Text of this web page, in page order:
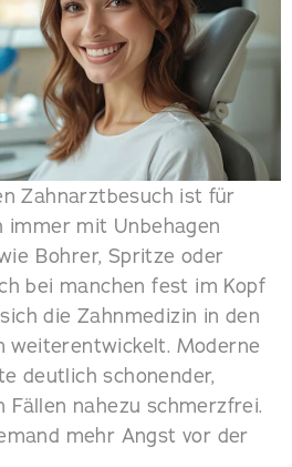
Zahnarztbesuch ist für
immer mit Unbehagen
Bohrer, Spritze oder
bei manchen fest im Kopf
die Zahnmedizin in den
weiterentwickelt. Moderne
deutlich schonender,
Fällen nahezu schmerzfrei.
mehr Angst vor der